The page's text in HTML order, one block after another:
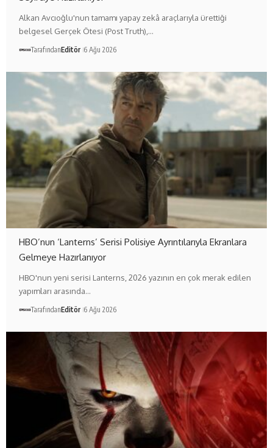
Alkan Avcıoğlu'nun tamamı yapay zekâ araçlarıyla ürettiği
belgesel Gerçek Ötesi (Post Truth),…
TarafındanEditör 6 Ağu 2026
HBO’nun ‘Lanterns’ Serisi Polisiye Ayrıntılarıyla Ekranlara
Gelmeye Hazırlanıyor
HBO'nun yeni serisi Lanterns, 2026 yazının en çok merak edilen
yapımları arasında…
TarafındanEditör 6 Ağu 2026